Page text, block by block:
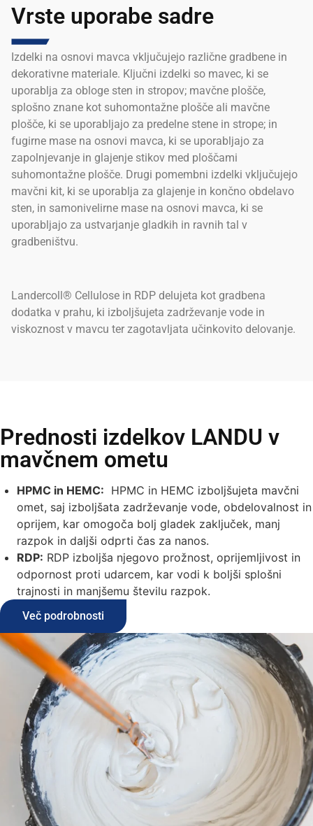
Vrste uporabe sadre
Izdelki na osnovi mavca vključujejo različne gradbene in
dekorativne materiale. Ključni izdelki so mavec, ki se
uporablja za obloge sten in stropov; mavčne plošče,
splošno znane kot suhomontažne plošče ali mavčne
plošče, ki se uporabljajo za predelne stene in strope; in
fugirne mase na osnovi mavca, ki se uporabljajo za
zapolnjevanje in glajenje stikov med ploščami
suhomontažne plošče. Drugi pomembni izdelki vključujejo
mavčni kit, ki se uporablja za glajenje in končno obdelavo
sten, in samonivelirne mase na osnovi mavca, ki se
uporabljajo za ustvarjanje gladkih in ravnih tal v
gradbeništvu.
Landercoll® Cellulose in RDP delujeta kot gradbena
dodatka v prahu, ki izboljšujeta zadrževanje vode in
viskoznost v mavcu ter zagotavljata učinkovito delovanje.
Prednosti izdelkov LANDU v
mavčnem ometu
HPMC in HEMC: HPMC in HEMC izboljšujeta mavčni
omet, saj izboljšata zadrževanje vode, obdelovalnost in
oprijem, kar omogoča bolj gladek zaključek, manj
razpok in daljši odprti čas za nanos.
RDP: RDP izboljša njegovo prožnost, oprijemljivost in
odpornost proti udarcem, kar vodi k boljši splošni
trajnosti in manjšemu številu razpok.
Več podrobnosti